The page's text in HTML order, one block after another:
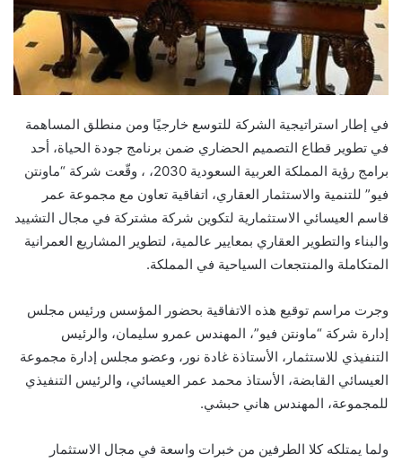
في إطار استراتيجية الشركة للتوسع خارجيًا ومن منطلق المساهمة
في تطوير قطاع التصميم الحضاري ضمن برنامج جودة الحياة، أحد
برامج رؤية المملكة العربية السعودية
2030، ، وقّعت شركة “ماونتن
فيو” للتنمية والاستثمار العقاري، اتفاقية تعاون مع مجموعة عمر
قاسم العيسائي الاستثمارية لتكوين شركة مشتركة في مجال التشييد
والبناء والتطوير العقاري بمعايير عالمية، لتطوير المشاريع العمرانية
المتكاملة والمنتجعات السياحية في المملكة.
وجرت مراسم توقيع هذه الاتفاقية بحضور المؤسس ورئيس مجلس
إدارة شركة “ماونتن فيو”، المهندس عمرو سليمان، والرئيس
التنفيذي للاستثمار، الأستاذة غادة نور، وعضو مجلس إدارة مجموعة
العيسائي القابضة، الأستاذ محمد عمر العيسائي، والرئيس التنفيذي
للمجموعة، المهندس هاني حبشي.
ولما يمتلكه كلا الطرفين من خبرات واسعة في مجال الاستثمار